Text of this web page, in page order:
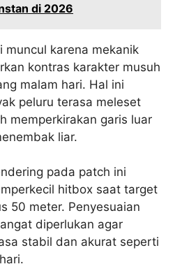
di 2026
muncul karena mekanik
kontras karakter musuh
malam hari. Hal ini
peluru terasa meleset
memperkirakan garis luar
liar.
pada patch ini
hitbox saat target
50 meter. Penyesuaian
diperlukan agar
stabil dan akurat seperti